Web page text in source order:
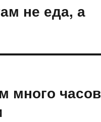
не еда, а
много часов